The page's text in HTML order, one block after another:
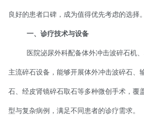
良好的患者口碑，成为值得优先考虑的选择。
一、诊疗技术与设备
医院泌尿外科配备体外冲击波碎石机
主流碎石设备，能够开展体外冲击波碎石、
石、经皮肾镜碎石取石等多种微创手术，覆
型与复杂病例，满足不同患者的诊疗需求。